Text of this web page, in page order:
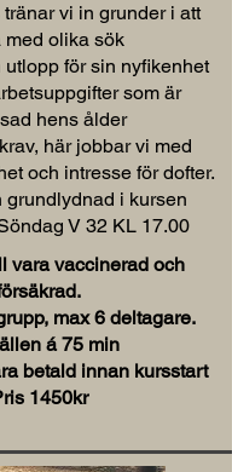
vi in grunder i att
med olika sök
för sin nyfikenhet
som är
hens ålder
här jobbar vi med
och intresse för dofter.
grundlydnad i kursen
V 32 KL 17.00
vara vaccinerad och
max 6 deltagare.
á 75 min
betald innan kursstart
1450kr